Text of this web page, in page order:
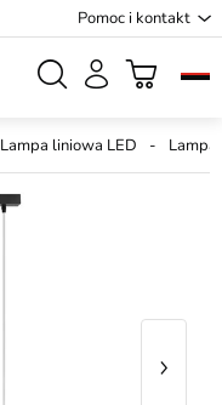
Pomoc i kontakt
Lampa liniowa LED